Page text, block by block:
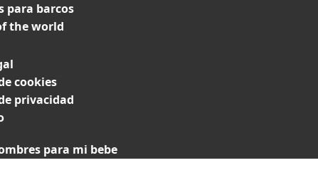
para barcos
the world
cookies
privacidad
para mi bebe